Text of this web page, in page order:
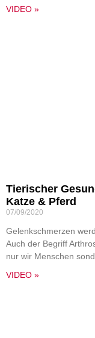
VIDEO »
Tierischer
Katze & Pferd
07/09/2020
Gelenkschmerzen
Auch der Begriff
nur wir Menschen
VIDEO »